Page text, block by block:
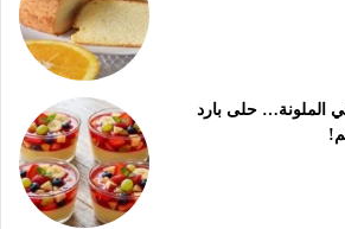
الملونة… حلى بارد